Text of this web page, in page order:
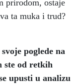
prirodom, ostaje
ta muka i trud?
poglede na
ste od retkih
upusti u analizu